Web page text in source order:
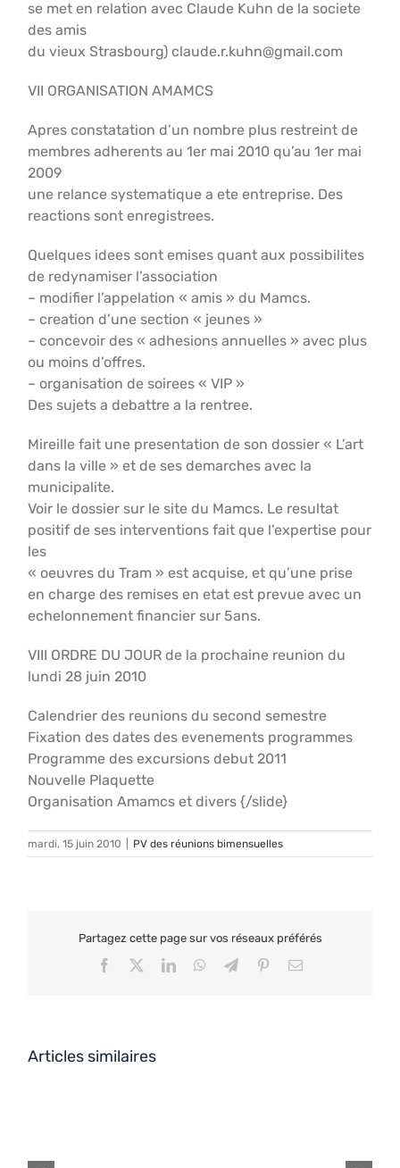
se met en relation avec Claude Kuhn de la societe
des amis
du vieux Strasbourg) claude.r.kuhn@gmail.com
VII ORGANISATION AMAMCS
Apres constatation d’un nombre plus restreint de
membres adherents au 1er mai 2010 qu’au 1er mai
2009
une relance systematique a ete entreprise. Des
reactions sont enregistrees.
Quelques idees sont emises quant aux possibilites
de redynamiser l’association
– modifier l’appelation « amis » du Mamcs.
– creation d’une section « jeunes »
– concevoir des « adhesions annuelles » avec plus
ou moins d’offres.
– organisation de soirees « VIP »
Des sujets a debattre a la rentree.
Mireille fait une presentation de son dossier « L’art
dans la ville » et de ses demarches avec la
municipalite.
Voir le dossier sur le site du Mamcs. Le resultat
positif de ses interventions fait que l’expertise pour
les
« oeuvres du Tram » est acquise, et qu’une prise
en charge des remises en etat est prevue avec un
echelonnement financier sur 5ans.
VIII ORDRE DU JOUR de la prochaine reunion du
lundi 28 juin 2010
Calendrier des reunions du second semestre
Fixation des dates des evenements programmes
Programme des excursions debut 2011
Nouvelle Plaquette
Organisation Amamcs et divers {/slide}
mardi, 15 juin 2010 PV des réunions bimensuelles
Partagez cette page sur vos réseaux préférés
Facebook LinkedInWhatsApp
TelegramPinterestEmail
Articles similaires